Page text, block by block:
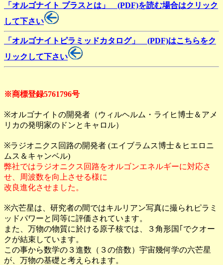
「オルゴナイト プラスとは」 (PDF)を読む場合はクリック
して下さい
「オルゴナイトピラミッドカタログ」 (PDF)はこちらをク
リックして下さい
※商標登録5761796号
※オルゴナイトの開発者（ウィルヘルム・ライヒ博士＆アメ
リカの発明家のドンとキャロル）
※ラジオニクス回路の開発者 (エイブラムス博士＆ヒエロニ
ムス＆キャンベル)
弊社ではラジオニクス回路をオルゴンエネルギーに対応さ
せ、周波数を向上させる様に
改良進化させました。
※六芒星は、研究者の間ではキルリアン写真に撮られピラミ
ッドパワーと同等に評価されています。
また、万物の物質に於ける原子核では、３角形国｢でクオー
クが結束しています。
この事から数学の３進数（３の倍数）宇宙幾何学の六芒星
が、万物の基礎と考えられます。